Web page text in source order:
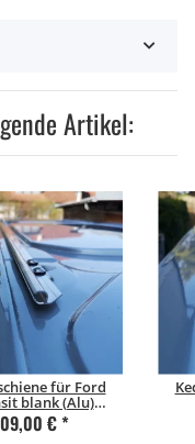
Artikel:
für Ford
blank (Alu)
Kurzer
Radstand
€*